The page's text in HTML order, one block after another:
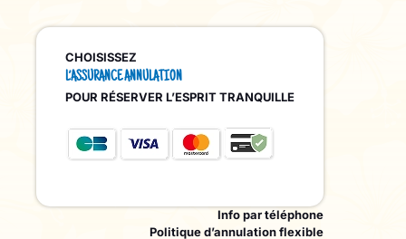
CHOISISSEZ
L’ASSURANCE ANNULATION
POUR RÉSERVER L’ESPRIT TRANQUILLE
Info par téléphone
Politique d’annulation flexible